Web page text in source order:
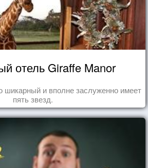
отель Giraffe Manor
шикарный и вполне заслуженно имеет
пять звезд.